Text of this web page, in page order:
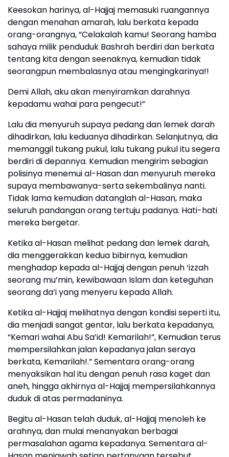
Keesokan harinya, al-Hajjaj memasuki ruangannya
dengan menahan amarah, lalu berkata kepada
orang-orangnya, “Celakalah kamu! Seorang hamba
sahaya milik penduduk Bashrah berdiri dan berkata
tentang kita dengan seenaknya, kemudian tidak
seorangpun membalasnya atau mengingkarinya!!
Demi Allah, aku akan menyiramkan darahnya
kepadamu wahai para pengecut!”
Lalu dia menyuruh supaya pedang dan lemek darah
dihadirkan, lalu keduanya dihadirkan. Selanjutnya, dia
memanggil tukang pukul, lalu tukang pukul itu segera
berdiri di depannya. Kemudian mengirim sebagian
polisinya menemui al-Hasan dan menyuruh mereka
supaya membawanya-serta sekembalinya nanti.
Tidak lama kemudian datanglah al-Hasan, maka
seluruh pandangan orang tertuju padanya. Hati-hati
mereka bergetar.
Ketika al-Hasan melihat pedang dan lemek darah,
dia menggerakkan kedua bibirnya, kemudian
menghadap kepada al-Hajjaj dengan penuh ‘izzah
seorang mu’min, kewibawaan Islam dan keteguhan
seorang da’i yang menyeru kepada Allah.
Ketika al-Hajjaj melihatnya dengan kondisi seperti itu,
dia menjadi sangat gentar, lalu berkata kepadanya,
“Kemari wahai Abu Sa’id! Kemarilah!”, Kemudian terus
mempersilahkan jalan kepadanya jalan seraya
berkata, Kemarilah!.” Sementara orang-orang
menyaksikan hal itu dengan penuh rasa kaget dan
aneh, hingga akhirnya al-Hajjaj mempersilahkannya
duduk di atas permadaninya.
Begitu al-Hasan telah duduk, al-Hajjaj menoleh ke
arahnya, dan mulai menanyakan berbagai
permasalahan agama kepadanya. Sementara al-